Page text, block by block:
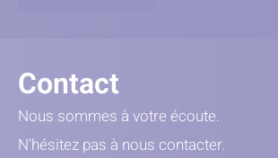
Contact
Nous sommes à votre écoute.
N'hésitez pas à nous contacter.